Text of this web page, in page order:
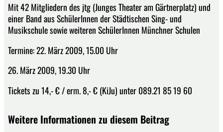
Mit 42 Mitgliedern des jtg (Junges Theater am Gärtnerplatz) und
einer Band aus SchülerInnen der Städtischen Sing- und
Musikschule sowie weiteren SchülerInnen Münchner Schulen
Termine: 22. März 2009, 15.00 Uhr
26. März 2009, 19.30 Uhr
Tickets zu 14,- € / erm. 8,- € (KiJu) unter 089.21 85 19 60
Weitere Informationen zu diesem Beitrag